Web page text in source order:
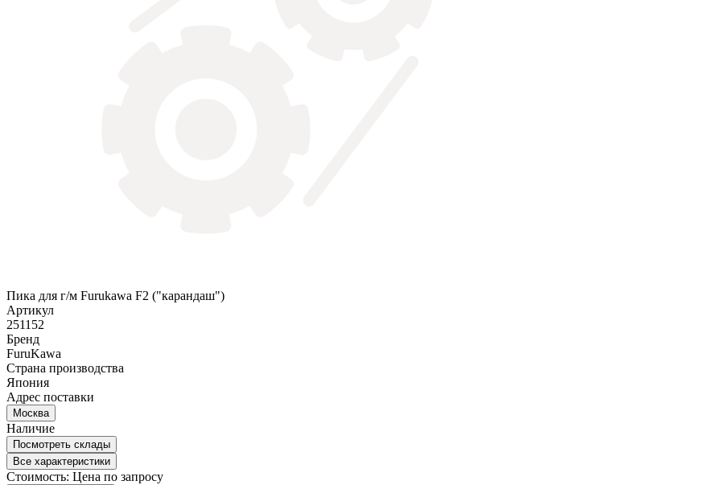
Пика для г/м Furukawa F2 ("карандаш")
Артикул
251152
Бренд
FuruKawa
Страна производства
Япония
Адрес поставки
Москва
Наличие
Посмотреть склады
Все характеристики
Стоимость: Цена по запросу